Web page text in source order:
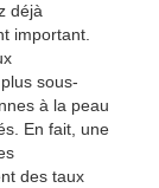
déjà
important.
sous-
à la peau
En fait, une
des taux